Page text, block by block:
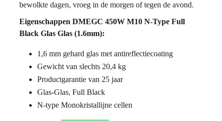
bewolkte dagen, vroeg in de morgen of tegen de avond.
Eigenschappen DMEGC 450W M10 N-Type Full
Black Glas Glas (1.6mm):
1,6 mm gehard glas met antireflectiecoating
Gewicht van slechts 20,4 kg
Productgarantie van 25 jaar
Glas-Glas, Full Black
N-type Monokristallijne cellen